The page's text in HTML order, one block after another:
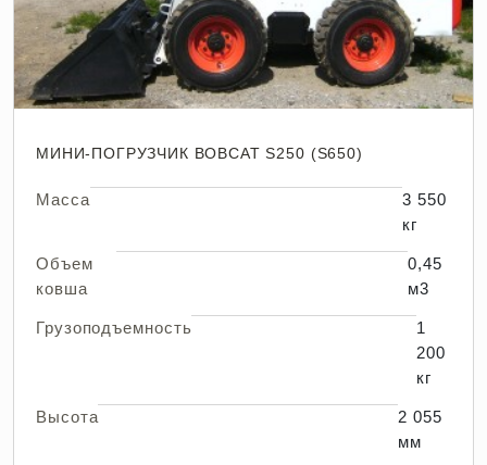
МИНИ-ПОГРУЗЧИК BOBCAT S250 (S650)
Масса
3 550
кг
Объем
ковша
0,45
м3
Грузоподъемность
1
200
кг
Высота
2 055
мм